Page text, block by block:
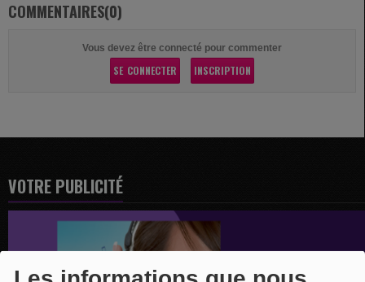
COMMENTAIRES(0)
Vous devez être connecté pour commenter
SE CONNECTER INSCRIPTION
VOTRE PUBLICITÉ